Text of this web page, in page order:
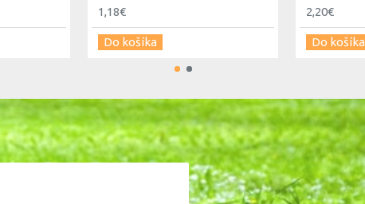
1,18€
Do košíka
2,20€
Do košíka